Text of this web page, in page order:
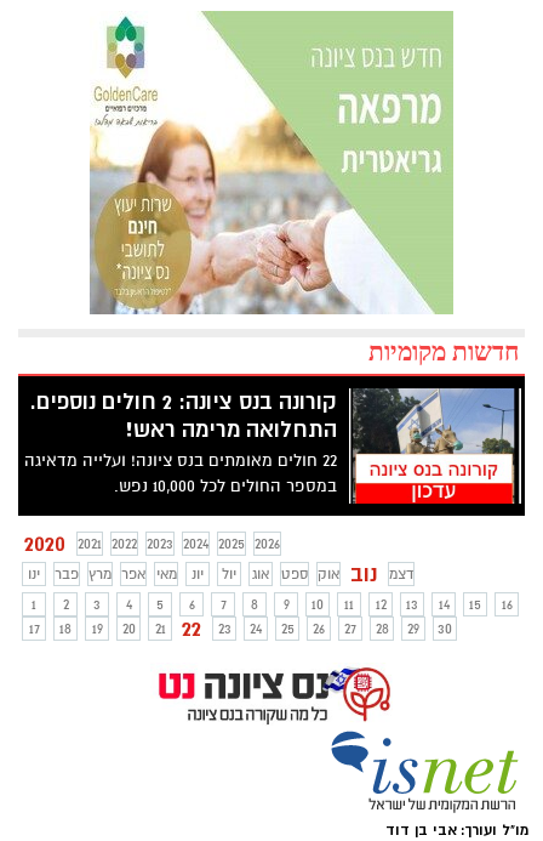
חדשות מקומיות
קורונה בנס ציונה: 2 חולים נוספים.
התחלואה מרימה ראש!
22 חולים מאומתים בנס ציונה! ועלייה מדאיגה
במספר החולים לכל 10,000 נפש.
2020 2021 2022 2023 2024 2025
2026
ינו
פבר מרץ אפר מאי יונ יול אוג ספט אוק נוב
דצמ
1
2 3 4 5 6 7 8 9 10 11 12 13 14 15
16
17
18 19 20 21 22 23 24 25 26 27 28 29 30
מו"ל ועורך: אבי בן דוד